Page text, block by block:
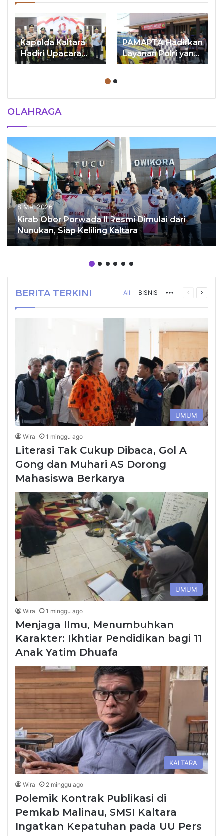
Kapolda Kaltara
Hadiri Upacara
Peringatan HUT
PAMAPTA Hadirkan
Layanan Polri yang
Presisi, Cepat,
OLAHRAGA
8 Mei 2026
Kirab Obor Porwada II Resmi Dimulai dari
Nunukan, Siap Keliling Kaltara
BERITA TERKINI All BISNIS More Previous
UMUM
Wira 1 minggu ago
Literasi Tak Cukup Dibaca, Gol A
Gong dan Muhari AS Dorong
Mahasiswa Berkarya
UMUM
Wira 1 minggu ago
Menjaga Ilmu, Menumbuhkan
Karakter: Ikhtiar Pendidikan bagi 11
Anak Yatim Dhuafa
KALTARA
Wira 2 minggu ago
Polemik Kontrak Publikasi di
Pemkab Malinau, SMSI Kaltara
Ingatkan Kepatuhan pada UU Pers